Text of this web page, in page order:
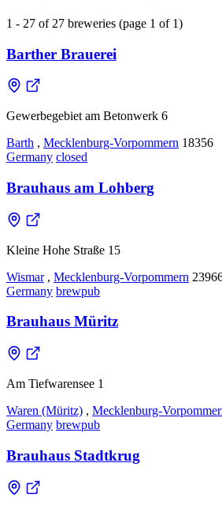
1 - 27 of 27 breweries (page 1 of 1)
Barther Brauerei
Gewerbegebiet am Betonwerk 6
Barth , Mecklenburg-Vorpommern 18356
Germany closed
Brauhaus am Lohberg
Kleine Hohe Straße 15
Wismar , Mecklenburg-Vorpommern
Germany brewpub
Brauhaus Müritz
Am Tiefwarensee 1
Waren (Müritz) , Mecklenburg-
Germany brewpub
Brauhaus Stadtkrug